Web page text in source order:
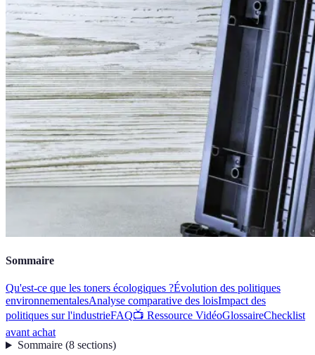
Sommaire
Qu'est-ce que les toners écologiques ?Évolution des politiques
environnementalesAnalyse comparative des loisImpact des
politiques sur l'industrieFAQ📺 Ressource VidéoGlossaireChecklist
avant achat
Sommaire(8 sections)